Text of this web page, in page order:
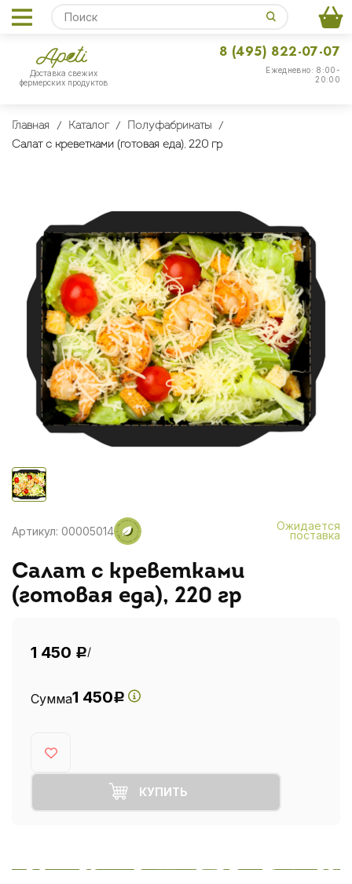
Доставка свежих
фермерских продуктов
Ежедневно: 8:00-
20:00
8 (495) 822-07-07
Главная Каталог
Полуфабрикаты
Салат с креветками (готовая еда), 220 гр
Артикул: 00005014 Ожидается
поставка
Салат с креветками
(готовая еда), 220 гр
1 450 Р/
Сумма1 450Р
КУПИТЬ